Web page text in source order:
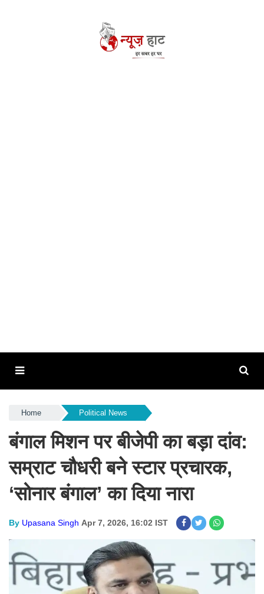
Home Political News
बंगाल मिशन पर बीजेपी का बड़ा दांव:
सम्राट चौधरी बने स्टार प्रचारक,
‘सोनार बंगाल’ का दिया नारा
By Upasana Singh Apr 7, 2026, 16:02 IST